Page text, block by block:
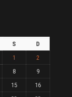
S
D
1
2
8
9
15
16